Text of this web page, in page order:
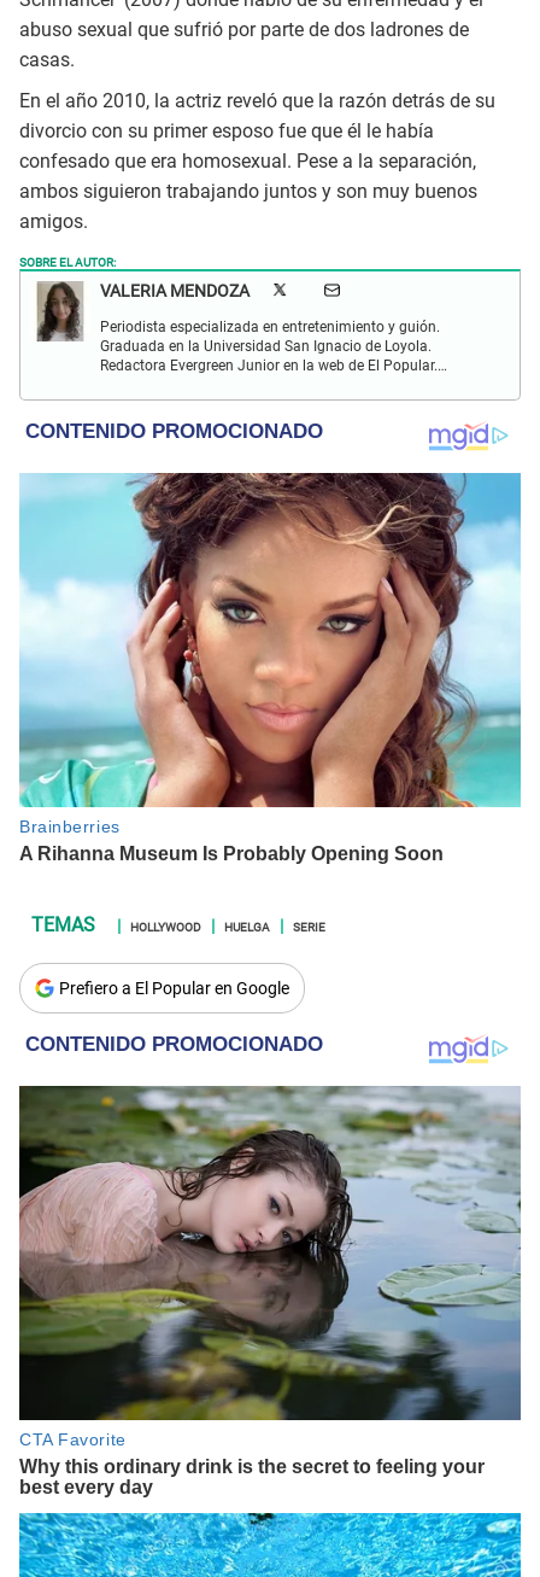
abuso sexual que sufrió por parte de dos ladrones de
casas.
En el año 2010, la actriz reveló que la razón detrás de su
divorcio con su primer esposo fue que él le había
confesado que era homosexual. Pese a la separación,
ambos siguieron trabajando juntos y son muy buenos
amigos.
SOBRE EL AUTOR:
VALERIA MENDOZA
Periodista especializada en entretenimiento y guión.
Graduada en la Universidad San Ignacio de Loyola.
Redactora Evergreen Junior en la web de El Popular.
y redes sociales.
HOLLYWOOD HUELGA SERIE
Prefiero a El Popular en Google